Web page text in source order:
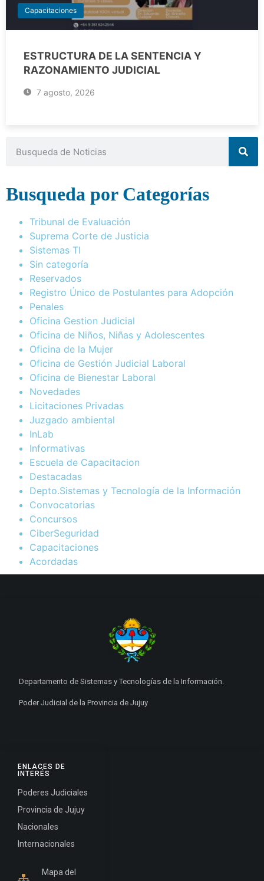
Capacitaciones
ESTRUCTURA DE LA SENTENCIA Y
RAZONAMIENTO JUDICIAL
7 agosto, 2026
Busqueda por Categorías
Tribunal de Evaluación
Suprema Corte de Justicia
Sistemas TI
Sin categoría
Reservados
Registro Único de Postulantes para Adopción
Penales
Oficina Gestion Judicial
Oficina de Niños, Niñas y Adolescentes
Oficina de la Mujer
Oficina de Gestión Judicial Laboral
Oficina de Bienestar Laboral
Novedades
Licitaciones Privadas
Juzgado ambiental
InLab
Informativas
Escuela de Capacitacion
Destacadas
Depto.Sistemas y Tecnología de la Información
Convocatorias
Concursos
CiberSeguridad
Capacitaciones
Acordadas
ENLACES DE
INTERÉS
Poderes Judiciales
Provincia de Jujuy
Nacionales
Internacionales
Mapa del
Departamento de Sistemas y Tecnologías de la Información.
Poder Judicial de la Provincia de Jujuy